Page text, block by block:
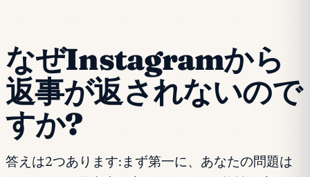
なぜInstagramから
返事が返されないので
すか?
答えは2つあります:まず第一に、あなたの問題は